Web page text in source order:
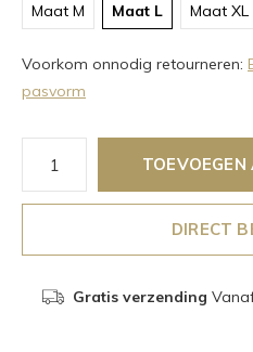
Maat M Maat L Maat XL
Voorkom onnodig retourneren:
pasvorm
DIRECT
Gratis verzending